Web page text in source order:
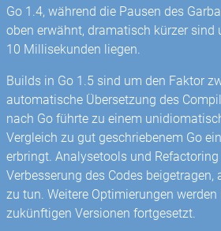
Go 1.4, während die Pausen des
oben erwähnt, dramatisch kürzer sind
10 Millisekunden liegen.
Builds in Go 1.5 sind um den Faktor
automatische Übersetzung des
nach Go führte zu einem
Vergleich zu gut geschriebenem Go
erbringt. Analysetools und
Verbesserung des Codes beigetragen,
zu tun. Weitere Optimierungen werden
zukünftigen Versionen fortgesetzt.